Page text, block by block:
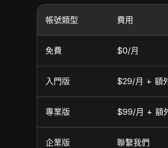
帳號類型 費用
免費 $0/月
入門版 $29/月 + 額
專業版 $99/月 + 額
企業版 聯繫我們